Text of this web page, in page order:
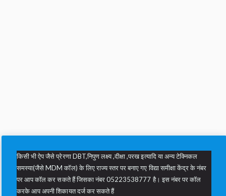
किसी भी ऐप जैसे प्रेरणा DBT,निपुण लक्ष्य ,दीक्षा ,परख इत्यादि या अन्य टेक्निकल
समस्या(जैसे MDM कॉल) के लिए राज्य स्तर पर बनाए गए विद्या समीक्षा केंद्र के नंबर
पर आप कॉल कर सकते हैं जिसका नंबर 05223538777 है। इस नंबर पर कॉल
करके आप अपनी शिकायत दर्ज कर सकते हैं